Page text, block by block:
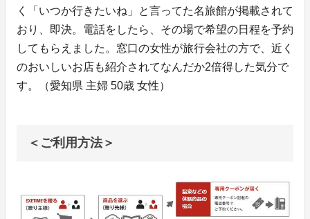
く「いつか行きたいね」と言ってた名旅館が掲載されて
おり、即決。電話をしたら、その場で希望の日程を予約
してもらえました。窓口の女性が旅行会社の方で、近く
のおいしいお店も紹介されてなんだか2倍得した気分で
す。（愛知県 主婦 50歳 女性）
＜ご利用方法＞